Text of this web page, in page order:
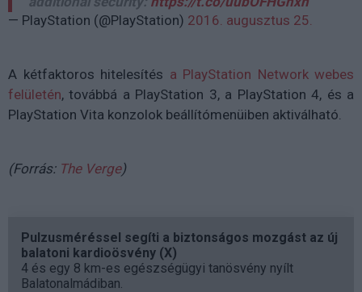
— PlayStation (@PlayStation) 2016. augusztus 25.
A kétfaktoros hitelesítés a PlayStation Network webes
felületén, továbbá a PlayStation 3, a PlayStation 4, és a
PlayStation Vita konzolok beállítómenüiben aktiválható.
(Forrás: The Verge)
Pulzusméréssel segíti a biztonságos mozgást az új
balatoni kardioösvény (X)
4 és egy 8 km-es egészségügyi tanösvény nyílt
Balatonalmádiban.